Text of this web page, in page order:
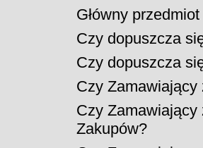
Główny
Czy dopuszcza
Czy dopuszcza
Czy
Czy
Zakupów?